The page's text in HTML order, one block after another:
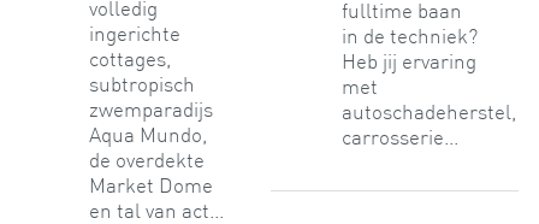
volledig
ingerichte
cottages,
subtropisch
zwemparadijs
Aqua Mundo,
de overdekte
Market Dome
en tal van act...
fulltime baan
in de techniek?
Heb jij ervaring
met
autoschadeherstel,
carrosserie...